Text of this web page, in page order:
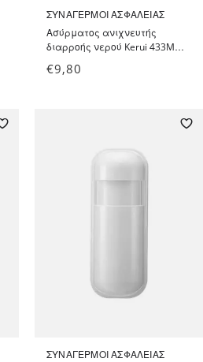
ΣΥΝΑΓΕΡΜΟΊ ΑΣΦΑΛΕΊΑΣ
Ασύρματος ανιχνευτής
διαρροής νερού Kerui 433Mhz
Kerui και συμβατά
€9,80
ΣΥΝΑΓΕΡΜΟΊ ΑΣΦΑΛΕΊΑΣ